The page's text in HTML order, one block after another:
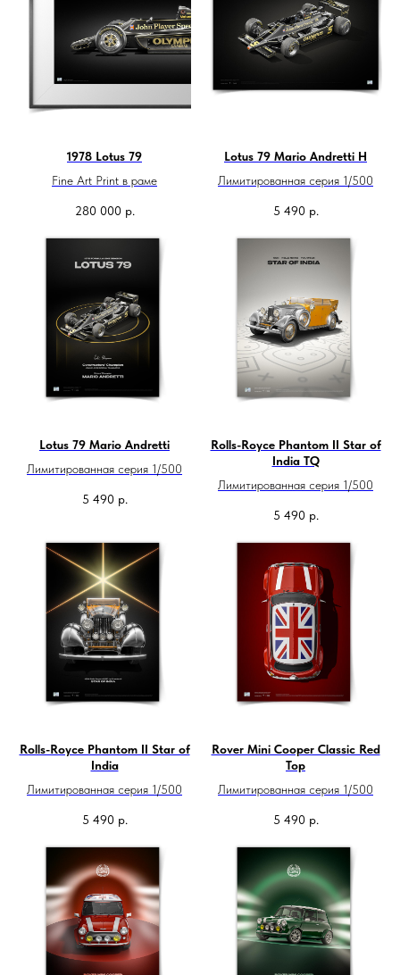
1978 Lotus 79
Fine Art Print в раме
280 000 р.
Lotus 79 Mario Andretti H
Лимитированная серия 1/500
5 490 р.
Lotus 79 Mario Andretti
Лимитированная серия 1/500
5 490 р.
Rolls-Royce Phantom II Star of
India TQ
Лимитированная серия 1/500
5 490 р.
Rolls-Royce Phantom II Star of
India
Лимитированная серия 1/500
5 490 р.
Rover Mini Cooper Classic Red
Top
Лимитированная серия 1/500
5 490 р.